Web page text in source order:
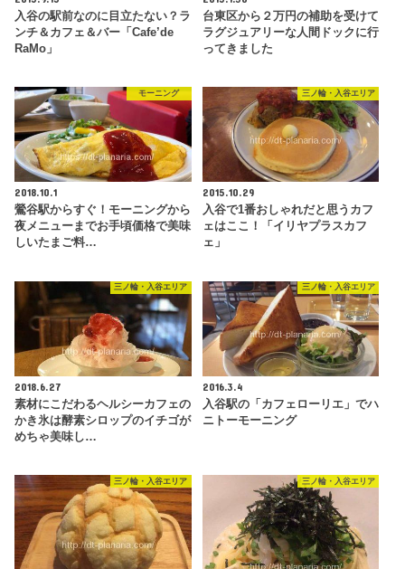
入谷の駅前なのに目立たない？ラ
ンチ＆カフェ＆バー「Cafe’de
RaMo」
台東区から２万円の補助を受けて
ラグジュアリーな人間ドックに行
ってきました
モーニング
2018.10.1
鶯谷駅からすぐ！モーニングから
夜メニューまでお手頃価格で美味
しいたまご料…
三ノ輪・入谷エリア
2015.10.29
入谷で1番おしゃれだと思うカフ
ェはここ！「イリヤプラスカフ
ェ」
三ノ輪・入谷エリア
2018.6.27
素材にこだわるヘルシーカフェの
かき氷は酵素シロップのイチゴが
めちゃ美味し…
三ノ輪・入谷エリア
2016.3.4
入谷駅の「カフェローリエ」でハ
ニトーモーニング
三ノ輪・入谷エリア 三ノ輪・入谷エリア